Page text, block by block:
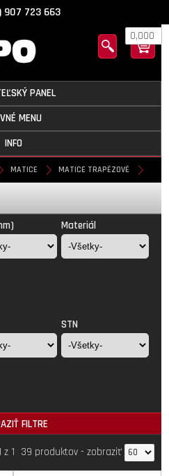
907 723 663
0,000
PANEL
MENU
INFO
MATICE MATICE TRAPÉZOVÉ
Materiál
STN
FILTRE
1 39 produktov- zobraziť